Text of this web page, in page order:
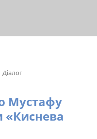
Діалог
Мустафу
«Киснева